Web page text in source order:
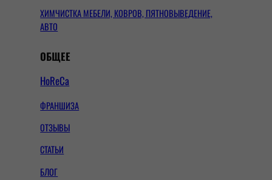
ХИМЧИСТКА МЕБЕЛИ, КОВРОВ, ПЯТНОВЫВЕДЕНИЕ,
АВТО
ОБЩЕЕ
HoReCa
ФРАНШИЗА
ОТЗЫВЫ
СТАТЬИ
БЛОГ